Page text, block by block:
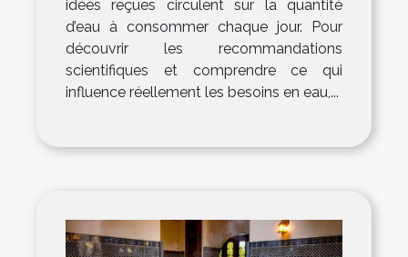
idées reçues circulent sur la quantité
d’eau à consommer chaque jour. Pour
découvrir les recommandations
scientifiques et comprendre ce qui
influence réellement les besoins en eau,...